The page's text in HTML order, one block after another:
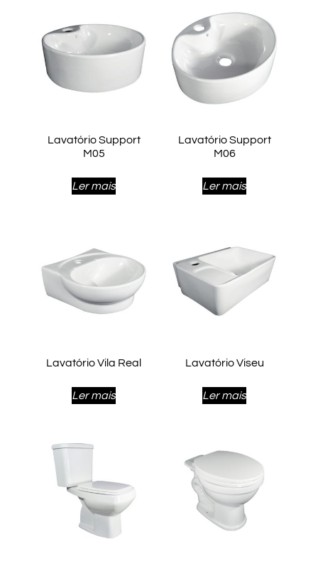
Lavatório Support
M05
Ler mais
Lavatório Support
M06
Ler mais
Lavatório Vila Real
Ler mais
Lavatório Viseu
Ler mais